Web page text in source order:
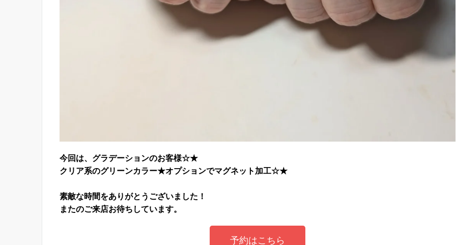
今回は、グラデーションのお客様☆★
クリア系のグリーンカラー★オプションでマグネット加工☆★
素敵な時間をありがとうございました！
またのご来店お待ちしています。
予約はこちら